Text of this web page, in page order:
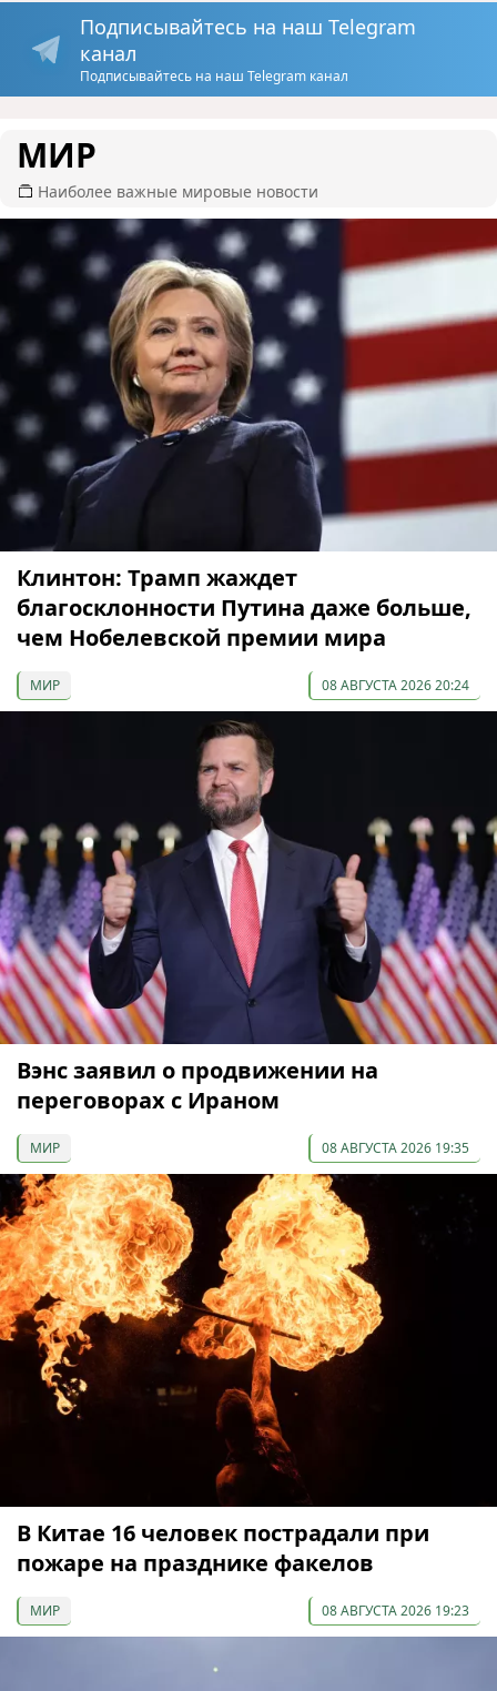
Подписывайтесь на наш Telegram
канал
Подписывайтесь на наш Telegram канал
МИР
Наиболее важные мировые новости
Клинтон: Трамп жаждет
благосклонности Путина даже больше,
чем Нобелевской премии мира
МИР 08 АВГУСТА 2026 20:24
Вэнс заявил о продвижении на
переговорах с Ираном
МИР 08 АВГУСТА 2026 19:35
В Китае 16 человек пострадали при
пожаре на празднике факелов
МИР 08 АВГУСТА 2026 19:23